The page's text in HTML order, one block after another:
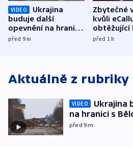
VIDEO
Ukrajina
buduje další
opevnění na hranici
s Běloruskem
před 9m
Zbytečné
kvůli
obtěžující
zdržují
před 1h
Aktuálně z rubriky
VIDEO
Ukrajina
na hranici s
před 9m